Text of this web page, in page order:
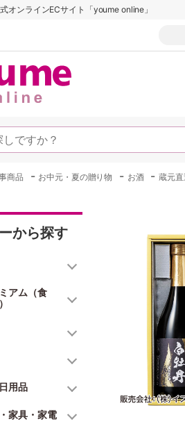
オンラインECサイト「youme online」
商品 - お中元・夏の贈り物 - お酒 -蔵元直
から探す
アム（食
用品
家具・家電